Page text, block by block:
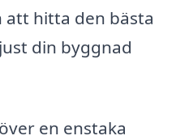
att hitta den bästa
din byggnad
en enstaka